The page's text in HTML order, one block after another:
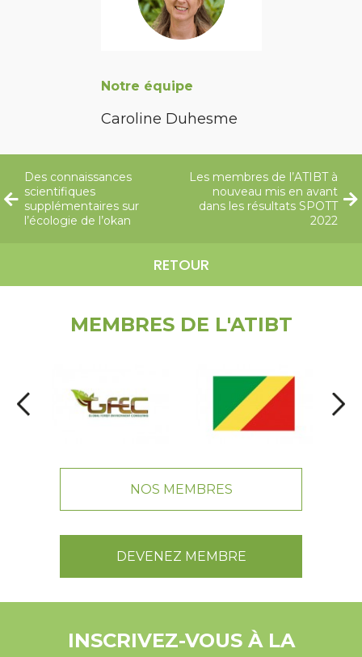
Notre équipe
Caroline Duhesme
Des connaissances
scientifiques
supplémentaires sur
l’écologie de l’okan
RETOUR
Les membres de l’ATIBT à
nouveau mis en avant
dans les résultats SPOTT
2022
MEMBRES DE L'ATIBT
NOS MEMBRES
DEVENEZ MEMBRE
INSCRIVEZ-VOUS À LA